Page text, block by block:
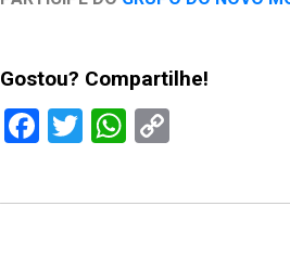
Gostou? Compartilhe!
Facebook
TwitterWhatsApp